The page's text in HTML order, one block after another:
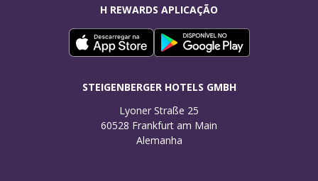
H REWARDS APLICAÇÃO
STEIGENBERGER HOTELS GMBH
Lyoner Straße 25
60528 Frankfurt am Main
Alemanha